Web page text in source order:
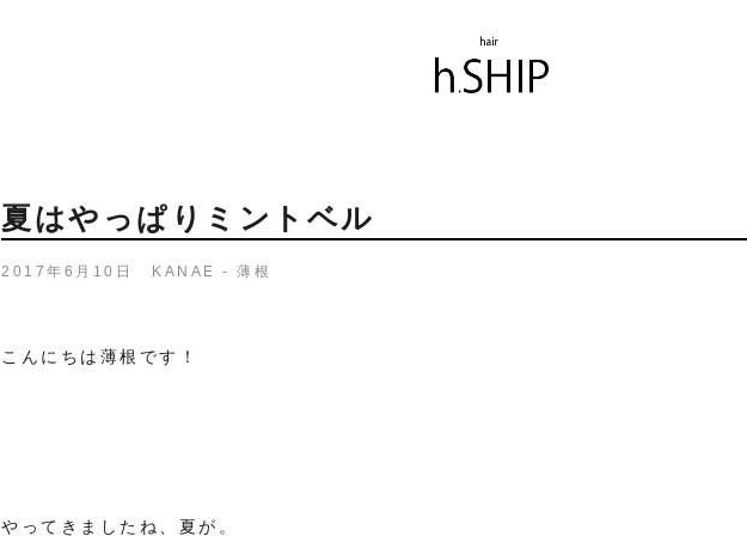
夏はやっぱりミントベル
2017年6月10日 KANAE - 薄根
こんにちは薄根です！
やってきましたね、夏が。